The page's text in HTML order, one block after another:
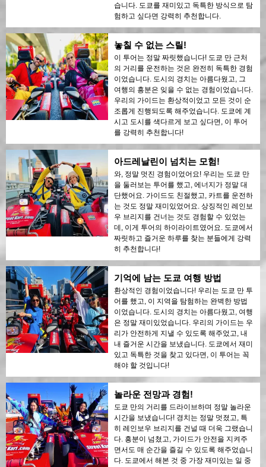
습니다. 도쿄를 재미있고 독특한 방식으로 탐
험하고 싶다면 강력히 추천합니다.
놓칠 수 없는 스릴!
이 투어는 정말 짜릿했습니다! 도쿄 만 근처
의 거리를 운전하는 것은 완전히 독특한 경험
이었습니다. 도시의 경치는 아름다웠고, 그
여행의 흥분은 잊을 수 없는 경험이었습니다.
우리의 가이드는 환상적이었고 모든 것이 순
조롭게 진행되도록 해주었습니다. 도쿄에 계
시고 도시를 색다르게 보고 싶다면, 이 투어
를 강력히 추천합니다!
아드레날린이 넘치는 모험!
와, 정말 멋진 경험이었어요! 우리는 도쿄 만
을 둘러보는 투어를 했고, 에너지가 정말 대
단했어요. 가이드도 친절했고, 카트를 운전하
는 것도 정말 재미있었어요. 상징적인 레인보
우 브리지를 건너는 것도 경험할 수 있었는
데, 이게 투어의 하이라이트였어요. 도쿄에서
짜릿하고 즐거운 하루를 찾는 분들에게 강력
히 추천합니다!
기억에 남는 도쿄 여행 방법
환상적인 경험이었습니다! 우리는 도쿄 만 투
어를 했고, 이 지역을 탐험하는 완벽한 방법
이었습니다. 도시의 경치는 아름다웠고, 여행
은 정말 재미있었습니다. 우리의 가이드는 우
리가 안전하게 지낼 수 있도록 해주었고, 내
내 즐거운 시간을 보냈습니다. 도쿄에서 재미
있고 독특한 것을 찾고 있다면, 이 투어는 꼭
해야 할 것입니다!
놀라운 전망과 경험!
도쿄 만의 거리를 드라이브하며 정말 놀라운
시간을 보냈습니다! 경치는 정말 멋졌고, 특
히 레인보우 브리지를 건널 때 더욱 그랬습니
다. 흥분이 넘쳤고, 가이드가 안전을 지켜주
면서도 매 순간을 즐길 수 있도록 해주었습니
다. 도쿄에서 해본 것 중 가장 재미있는 일 중